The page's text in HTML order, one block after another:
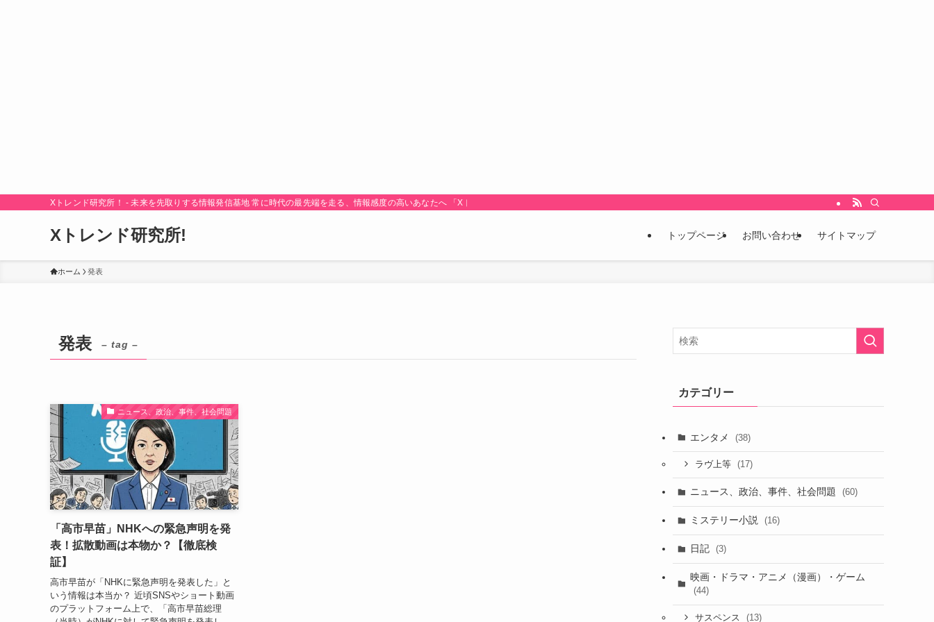
Xトレンド研究所！ - 未来を先取りする情報発信基地 常に時代の最先端を走る、情報感度の高いあなたへ 「Xトレンド研究所！」は、時代のトレンドをいち早くキャッチし、未来を先取りするための情報発信ブログです。 こんな
Xトレンド研究所! トップページ お問い合わせ サイトマップ
ホーム 発表
発表 – tag –
ニュース、政治、事件、社会問題
「高市早苗」NHKへの緊急声明を発
表！拡散動画は本物か？【徹底検
証】
高市早苗が「NHKに緊急声明を発表した」と
いう情報は本当か？ 近頃SNSやショート動画
のプラットフォーム上で、「高市早苗総理
カテゴリー
エンタメ (38)
ラヴ上等 (17)
ニュース、政治、事件、社会問題 (60)
ミステリー小説 (16)
日記 (3)
映画・ドラマ・アニメ（漫画）・ゲーム
(44)
サスペンス (13)